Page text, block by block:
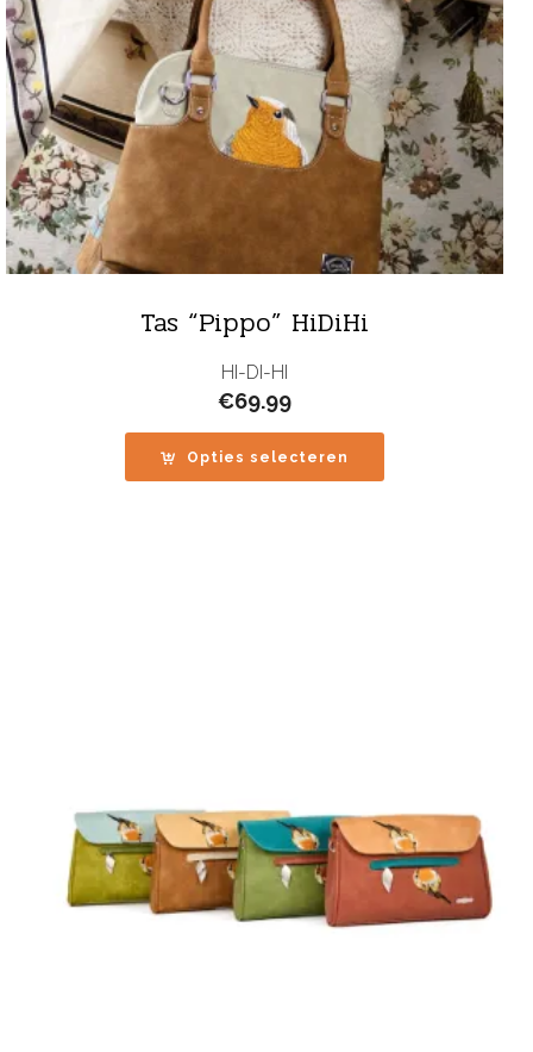
Tas “Pippo” HiDiHi
HI-DI-HI
€69.99
Opties selecteren